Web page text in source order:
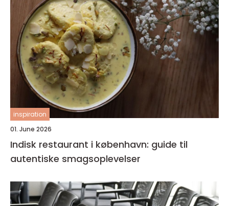
inspiration
01. June 2026
Indisk restaurant i københavn: guide til
autentiske smagsoplevelser